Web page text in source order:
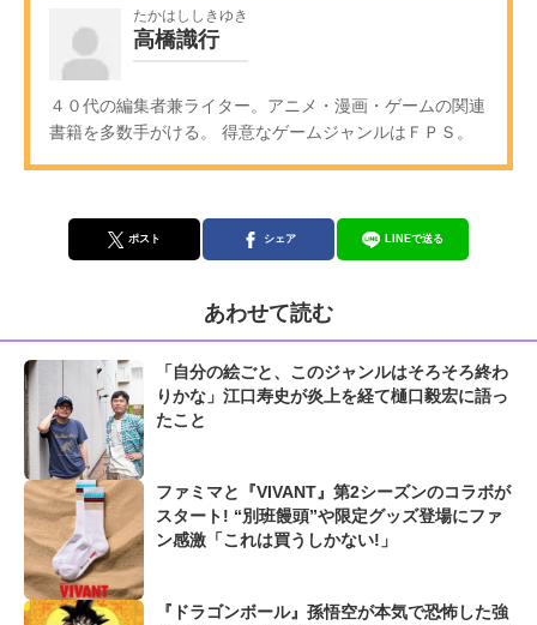
たかはししきゆき
高橋識行
４０代の編集者兼ライター。アニメ・漫画・ゲームの関連
書籍を多数手がける。 得意なゲームジャンルはＦＰＳ。
ポスト シェア LINEで送る
あわせて読む
「自分の絵ごと、このジャンルはそろそろ終わ
りかな」江口寿史が炎上を経て樋口毅宏に語っ
たこと
ファミマと『VIVANT』第2シーズンのコラボが
スタート! “別班饅頭”や限定グッズ登場にファ
ン感激「これは買うしかない!」
『ドラゴンボール』孫悟空が本気で恐怖した強